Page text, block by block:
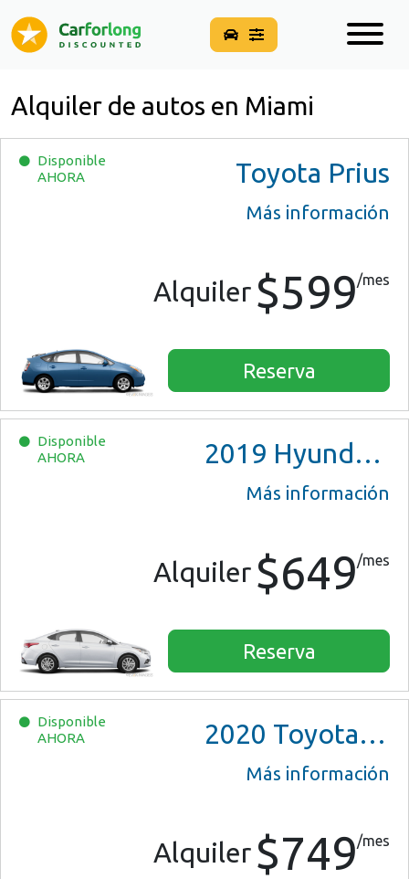
Alquiler de autos en Miami
Disponible
AHORA
Toyota Prius
Más información
Alquiler $599/mes
Reserva
Disponible
AHORA
2019 Hyundai Accent
Más información
Alquiler $649/mes
Reserva
Disponible
AHORA
2020 Toyota Corolla
Más información
Alquiler $749/mes